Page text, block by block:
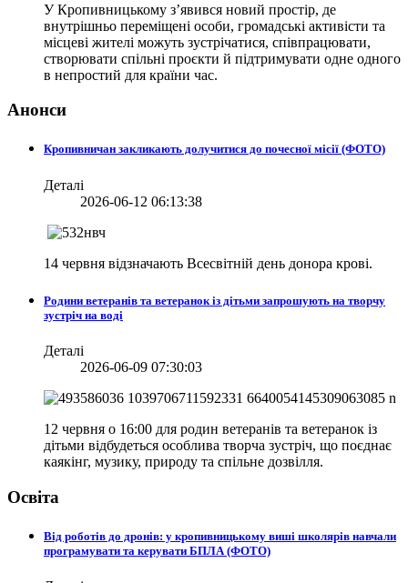
У Кропивницькому з’явився новий простір, де
внутрішньо переміщені особи, громадські активісти та
місцеві жителі можуть зустрічатися, співпрацювати,
створювати спільні проєкти й підтримувати одне одного
в непростий для країни час.
Анонси
Кропивничан закликають долучитися до почесної місії (ФОТО)
Деталі
2026-06-12 06:13:38
14 червня відзначають Всесвітній день донора крові.
Родини ветеранів та ветеранок із дітьми запрошують на творчу
зустріч на воді
Деталі
2026-06-09 07:30:03
12 червня о 16:00 для родин ветеранів та ветеранок із
дітьми відбудеться особлива творча зустріч, що поєднає
каякінг, музику, природу та спільне дозвілля.
Освіта
Від роботів до дронів: у кропивницькому виші школярів навчали
програмувати та керувати БПЛА (ФОТО)